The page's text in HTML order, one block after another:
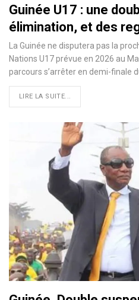
Guinée U17 : une
élimination, et des
La Guinée ne disputera pas la
Nations U17 prévue en 2026 au
parcours s’arrêter en demi-finale
LIRE LA SUITE...